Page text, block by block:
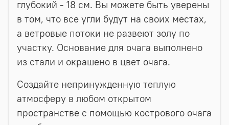
глубокий - 18 см. Вы можете быть уверены
в том, что все угли будут на своих местах,
а ветровые потоки не развеют золу по
участку. Основание для очага выполнено
из стали и окрашено в цвет очага.
Создайте непринужденную теплую
атмосферу в любом открытом
пространстве с помощью кострового очага